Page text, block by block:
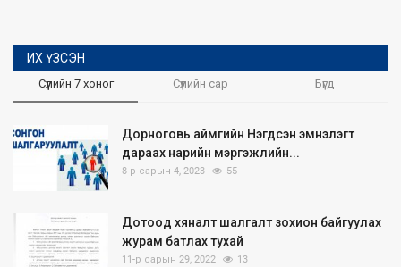
ИХ ҮЗСЭН
Сүүлийн 7 хоног Сүүлийн сар Бүгд
Дорноговь аймгийн Нэгдсэн эмнэлэгт
дараах нарийн мэргэжлийн...
8-р сарын 4, 2023 55
Дотоод хяналт шалгалт зохион байгуулах
журам батлах тухай
11-р сарын 29, 2022 13